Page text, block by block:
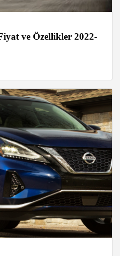
ve Özellikler 2022-